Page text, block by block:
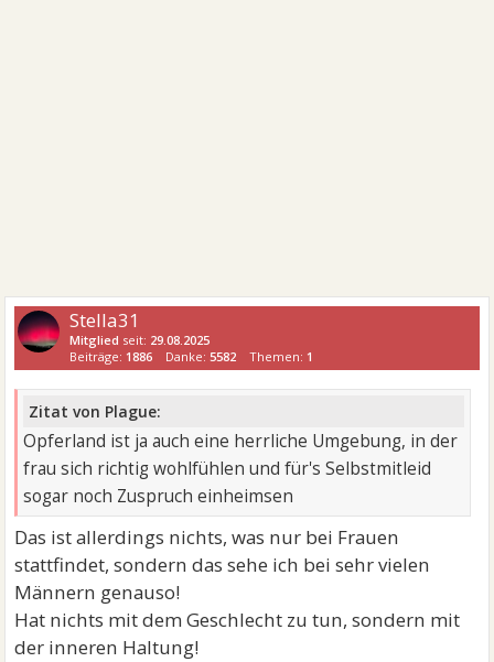
Stella31
Mitglied seit: 29.08.2025
Beiträge: 1886 Danke:5582 Themen: 1
Zitat von Plague:
Opferland ist ja auch eine herrliche Umgebung, in der
frau sich richtig wohlfühlen und für's Selbstmitleid
sogar noch Zuspruch einheimsen
Das ist allerdings nichts, was nur bei Frauen
stattfindet, sondern das sehe ich bei sehr vielen
Männern genauso!
Hat nichts mit dem Geschlecht zu tun, sondern mit
der inneren Haltung!